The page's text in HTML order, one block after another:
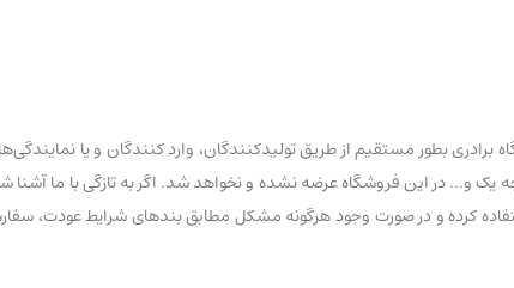
بطور مستقیم از طریق تولیدکنندگان، وارد کنندگان و یا